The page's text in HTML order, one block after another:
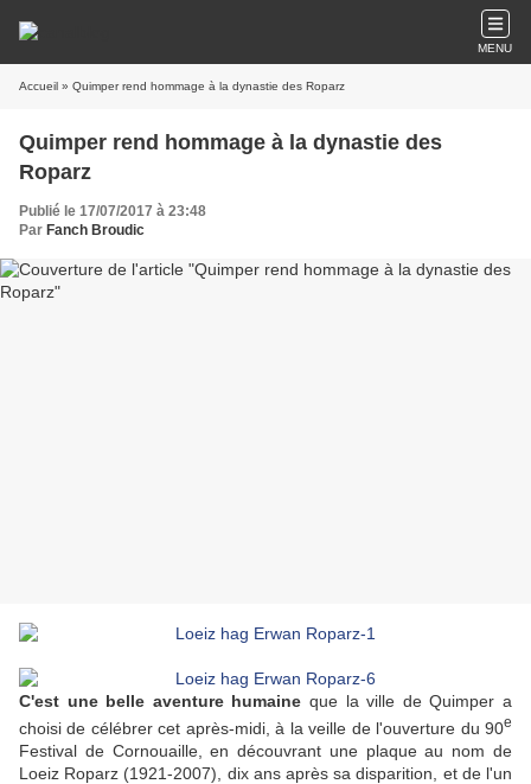
MENU
Accueil » Quimper rend hommage à la dynastie des Roparz
Quimper rend hommage à la dynastie des
Roparz
Publié le 17/07/2017 à 23:48
Par Fanch Broudic
C'est une belle aventure humaine que la ville de Quimper a
choisi de célébrer cet après-midi, à la veille de l'ouverture du 90e
Festival de Cornouaille, en découvrant une plaque au nom de
Loeiz Roparz (1921-2007), dix ans après sa disparition, et de l'un